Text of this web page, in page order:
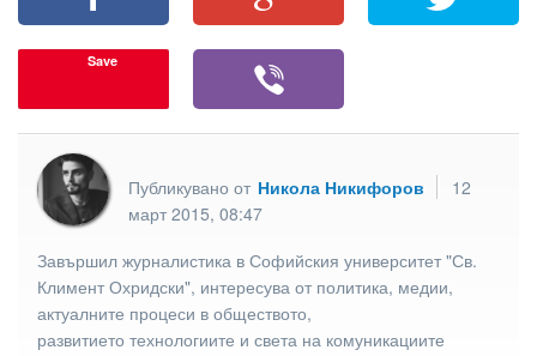
Save
Публикувано от Никола Никифоров
12
март 2015, 08:47
Завършил журналистика в Софийския университет "Св.
Климент Охридски", интересува от политика, медии,
актуалните процеси в обществото,
развитието технологиите и света на комуникациите